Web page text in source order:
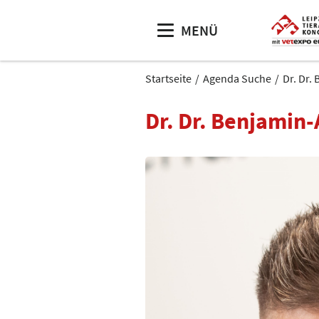
MENÜ
Startseite Agenda Suche Dr. Dr.
Dr. Dr.